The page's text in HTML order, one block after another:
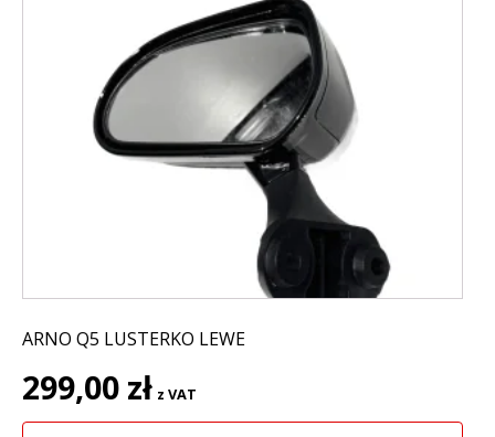
ARNO Q5 LUSTERKO LEWE
299,00 zł z VAT